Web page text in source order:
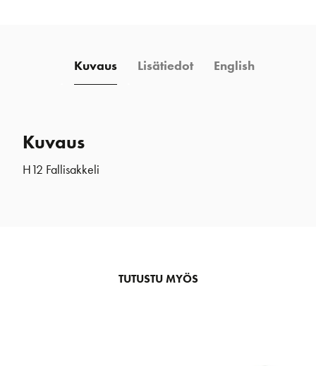
Kuvaus Lisätiedot English
Kuvaus
H12 Fallisakkeli
TUTUSTU MYÖS